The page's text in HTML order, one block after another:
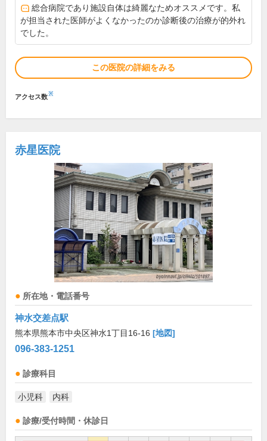
総合病院であり施設自体は綺麗なためオススメです。私
が担当された医師がよくなかったのか診断後の治療が的外れ
でした。
この医院の詳細をみる
アクセス数※
赤星医院
所在地・電話番号
神水交差点駅
熊本県熊本市中央区神水1丁目16-16 [地図]
096-383-1251
診療科目
小児科 内科
診療/受付時間・休診日